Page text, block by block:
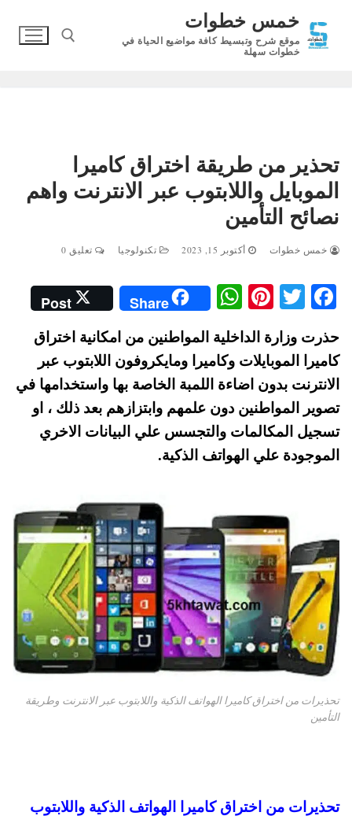
المحتوى
خمس خطوات
موقع شرح وتبسيط كافة مواضيع الحياة في
خطوات سهلة
تحذير من طريقة اختراق كاميرا
الموبايل واللابتوب عبر الانترنت واهم
نصائح التأمين
خمس خطوات أكتوبر 15, 2023 تكنولوجيا تعليق 0
Fa
bo
ok
T
wi
tte
r
Pi
nt
er
es
t
W
ha
ts
A
pp
Share
Post
حذرت وزارة الداخلية المواطنين من امكانية اختراق
كاميرا الموبايلات وكاميرا ومايكروفون اللابتوب عبر
الانترنت بدون اضاءة اللمبة الخاصة بها واستخدامها في
تصوير المواطنين دون علمهم وابتزازهم بعد ذلك ، او
تسجيل المكالمات والتجسس علي البيانات الاخري
الموجودة علي الهواتف الذكية.
تحذيرات من اختراق كاميرا الهواتف الذكية واللابتوب عبر الانترنت وطريقة
التأمين
تحذيرات من اختراق كاميرا الهواتف الذكية واللابتوب